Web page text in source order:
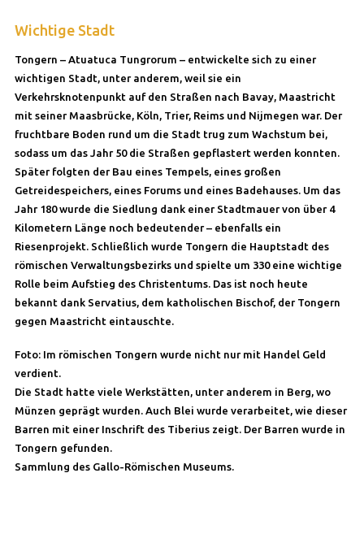
Wichtige Stadt
Tongern – Atuatuca Tungrorum – entwickelte sich zu einer
wichtigen Stadt, unter anderem, weil sie ein
Verkehrsknotenpunkt auf den Straßen nach Bavay, Maastricht
mit seiner Maasbrücke, Köln, Trier, Reims und Nijmegen war. Der
fruchtbare Boden rund um die Stadt trug zum Wachstum bei,
sodass um das Jahr 50 die Straßen gepflastert werden konnten.
Später folgten der Bau eines Tempels, eines großen
Getreidespeichers, eines Forums und eines Badehauses. Um das
Jahr 180 wurde die Siedlung dank einer Stadtmauer von über 4
Kilometern Länge noch bedeutender – ebenfalls ein
Riesenprojekt. Schließlich wurde Tongern die Hauptstadt des
römischen Verwaltungsbezirks und spielte um 330 eine wichtige
Rolle beim Aufstieg des Christentums. Das ist noch heute
bekannt dank Servatius, dem katholischen Bischof, der Tongern
gegen Maastricht eintauschte.
Foto: Im römischen Tongern wurde nicht nur mit Handel Geld
verdient.
Die Stadt hatte viele Werkstätten, unter anderem in Berg, wo
Münzen geprägt wurden. Auch Blei wurde verarbeitet, wie dieser
Barren mit einer Inschrift des Tiberius zeigt. Der Barren wurde in
Tongern gefunden.
Sammlung des Gallo-Römischen Museums.